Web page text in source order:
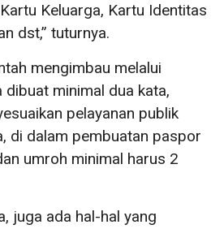
Keluarga, Kartu Identitas
dst,” tuturnya.
mengimbau melalui
dibuat minimal dua kata,
pelayanan publik
di dalam pembuatan paspor
umroh minimal harus 2
juga ada hal-hal yang